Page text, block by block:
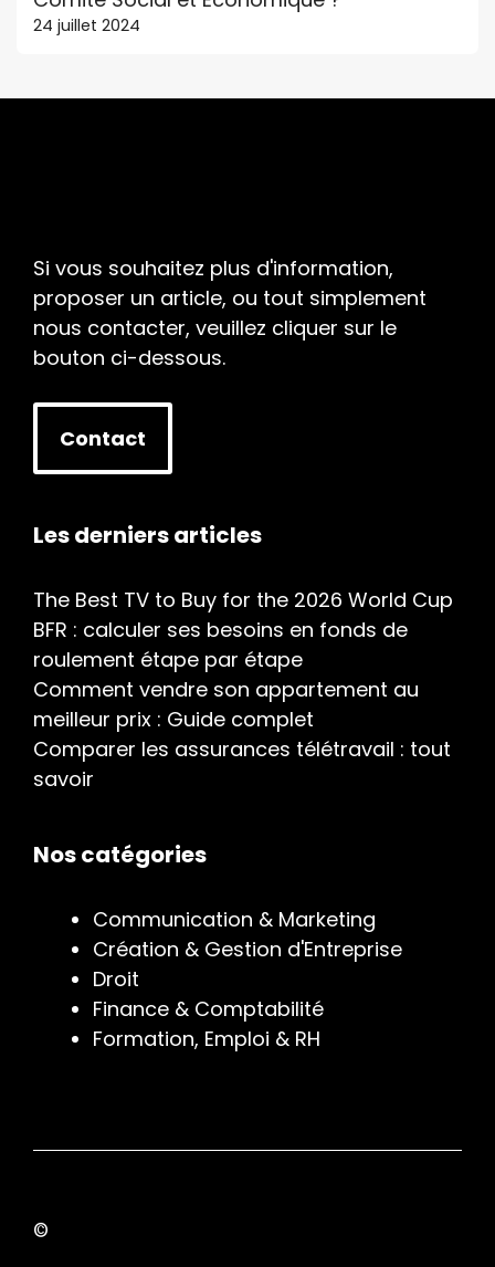
24 juillet 2024
Si vous souhaitez plus d'information,
proposer un article, ou tout simplement
nous contacter, veuillez cliquer sur le
bouton ci-dessous.
Contact
Les derniers articles
The Best TV to Buy for the 2026 World Cup
BFR : calculer ses besoins en fonds de
roulement étape par étape
Comment vendre son appartement au
meilleur prix : Guide complet
Comparer les assurances télétravail : tout
savoir
Nos catégories
Communication & Marketing
Création & Gestion d'Entreprise
Droit
Finance & Comptabilité
Formation, Emploi & RH
©